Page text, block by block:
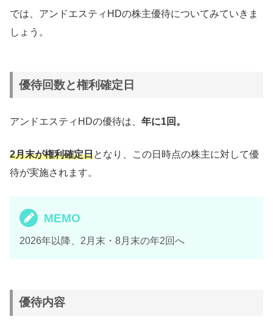
では、アンドエスティHDの株主優待についてみていきま
しょう。
優待回数と権利確定日
アンドエスティHDの優待は、 年に1回。
2月末が権利確定日となり、この日時点の株主に対して優
待が実施されます。
MEMO
2026年以降、2月末・8月末の年2回へ
優待内容